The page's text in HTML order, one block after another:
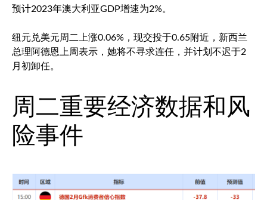
预计2023年澳大利亚GDP增速为2%。
纽元兑美元周二上涨0.06%，现交投于0.65附近，新西兰
总理阿德恩上周表示，她将不寻求连任，并计划不迟于2
月初卸任。
周二重要经济数据和风
险事件